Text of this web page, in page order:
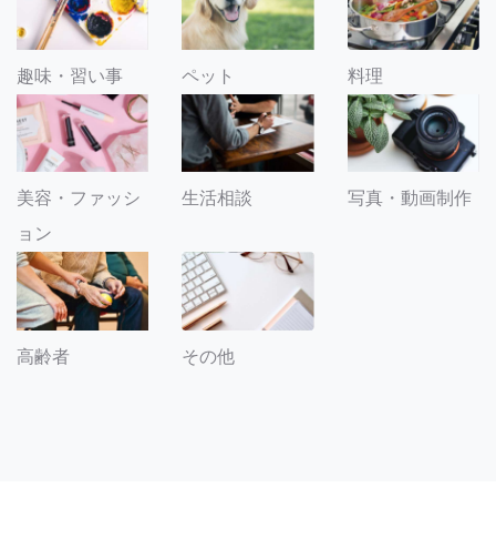
趣味・習い事 ペット 料理
美容・ファッシ
ョン
生活相談 写真・動画制作
高齢者 その他